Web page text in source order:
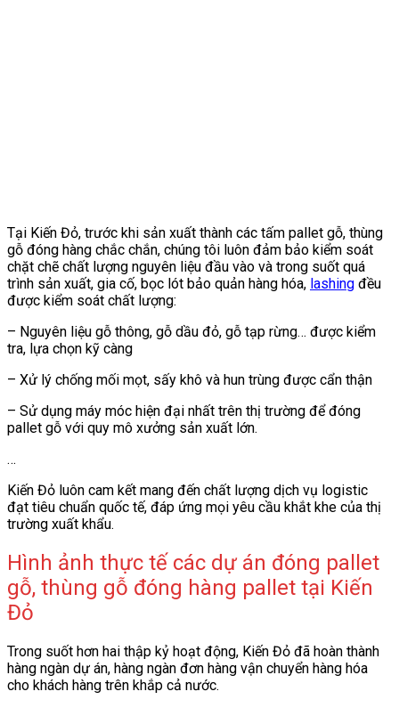
Tại Kiến Đỏ, trước khi sản xuất thành các tấm pallet gỗ, thùng
gỗ đóng hàng chắc chắn, chúng tôi luôn đảm bảo kiểm soát
chặt chẽ chất lượng nguyên liệu đầu vào và trong suốt quá
trình sản xuất, gia cố, bọc lót bảo quản hàng hóa, lashing đều
được kiểm soát chất lượng:
– Nguyên liệu gỗ thông, gỗ dầu đỏ, gỗ tạp rừng… được kiểm
tra, lựa chọn kỹ càng
– Xử lý chống mối mọt, sấy khô và hun trùng được cẩn thận
– Sử dụng máy móc hiện đại nhất trên thị trường để đóng
pallet gỗ với quy mô xưởng sản xuất lớn.
…
Kiến Đỏ luôn cam kết mang đến chất lượng dịch vụ logistic
đạt tiêu chuẩn quốc tế, đáp ứng mọi yêu cầu khắt khe của thị
trường xuất khẩu.
Hình ảnh thực tế các dự án đóng pallet
gỗ, thùng gỗ đóng hàng pallet tại Kiến
Đỏ
Trong suốt hơn hai thập kỷ hoạt động, Kiến Đỏ đã hoàn thành
hàng ngàn dự án, hàng ngàn đơn hàng vận chuyển hàng hóa
cho khách hàng trên khắp cả nước.